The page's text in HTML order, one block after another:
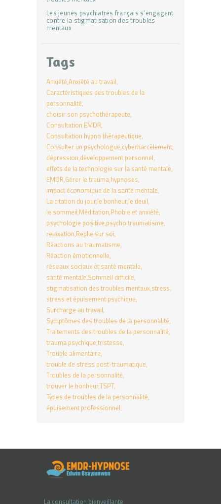
Les jeunes psychiatres français s’engagent
contre la stigmatisation des troubles
mentaux
Tags
Anxiété Anxiété au travail
Caractéristiques des troubles de la
personnalité
choisir son psychothérapeute
Consultation EMDR
Consultation hypno thérapeutique
Consulter un psychologue cyberharcèlement
dépression développement personnel
effets de la technologie sur la santé mentale
EMDR Gérer le trauma hypnoses
impact économique de la santé mentale
La citation du jour le bonheur le deuil
le sommeil Méditation Phobie et anxiété
psychologie positive psycho traumatisme
relaxation Replie sur soi
Réactions au traumatisme
Réaction émotionnelle
réseaux sociaux et santé mentale
santé mentale Sommeil difficile
stigmatisation des troubles mentaux stress
stress et épuisement psychique
Surcharge au travail
Symptômes des troubles de la personnalité
Traitements des troubles de la personnalité
trauma psychique tristesse
Trouble alimentaire
trouble de stress post-traumatique
Troubles de la personnalité
trouver le bonheurTSPT
Types de troubles de la personnalité
épuisement professionnel
La consultation bienveillante